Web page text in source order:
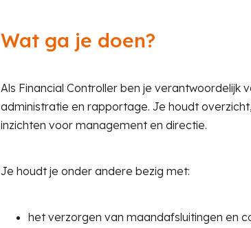
Wat ga je doen?
Als Financial Controller ben je
administratie en rapportage. Je houdt
inzichten voor management en directie.
Je houdt je onder andere bezig met:
het verzorgen van maandafsluitingen en